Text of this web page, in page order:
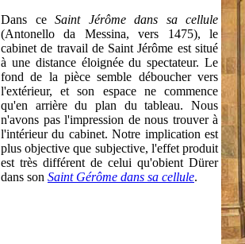
Dans ce Saint Jérôme dans sa cellule
(Antonello da Messina, vers 1475), le
cabinet de travail de Saint Jérôme est situé
à une distance éloignée du spectateur. Le
fond de la pièce semble déboucher vers
l'extérieur, et son espace ne commence
qu'en arrière du plan du tableau. Nous
n'avons pas l'impression de nous trouver à
l'intérieur du cabinet. Notre implication est
plus objective que subjective, l'effet produit
est très différent de celui qu'obient Dürer
dans son Saint Gérôme dans sa cellule.